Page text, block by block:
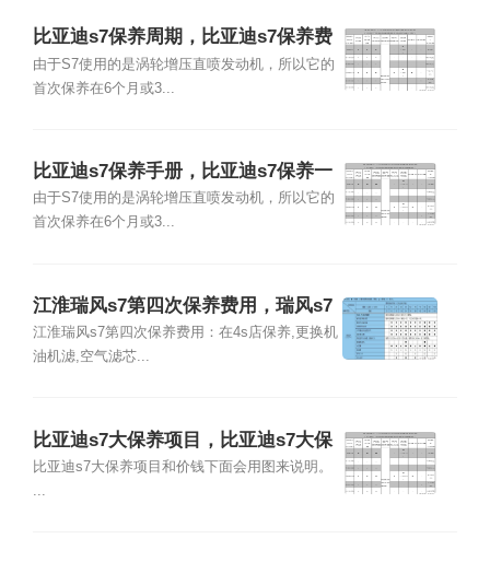
比亚迪s7保养周期，比亚迪s7保养费
用明细表
由于S7使用的是涡轮增压直喷发动机，所以它的
首次保养在6个月或3...
比亚迪s7保养手册，比亚迪s7保养一
次多少钱
由于S7使用的是涡轮增压直喷发动机，所以它的
首次保养在6个月或3...
江淮瑞风s7第四次保养费用，瑞风s7
第四次保养项目
江淮瑞风s7第四次保养费用：在4s店保养,更换机
油机滤,空气滤芯...
比亚迪s7大保养项目，比亚迪s7大保
养多少钱
比亚迪s7大保养项目和价钱下面会用图来说明。
...